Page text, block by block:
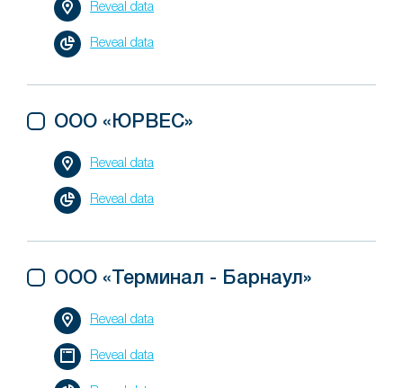
Reveal data
Reveal data
ООО «ЮРВЕС»
Reveal data
Reveal data
ООО «Терминал - Барнаул»
Reveal data
Reveal data